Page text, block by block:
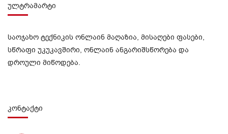
ულტრამარტი
საოჯახო ტექნიკის ონლაინ მაღაზია, მისაღები ფასები,
სწრაფი უკუკავშირი, ონლაინ ანგარიშსწორება და
დროული მიწოდება.
კონტაქტი